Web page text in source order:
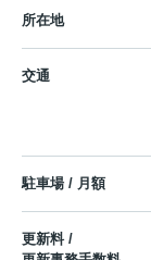
所在地
交通
駐車場 / 月額
更新料 /